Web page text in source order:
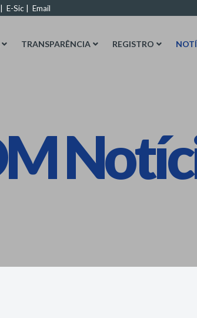
E-Sic Email
TRANSPARÊNCIA REGISTRO